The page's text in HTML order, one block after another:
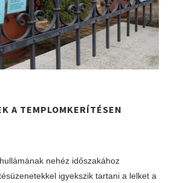
A TEMPLOMKERÍTÉSEN
nehéz időszakához
igyekszik tartani a lelket a